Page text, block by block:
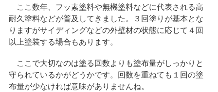
ここ数年、フッ素塗料や無機塗料などに代表される高
耐久塗料などが普及してきました。３回塗りが基本とな
りますがサイディングなどの外壁材の状態に応じて４回
以上塗装する場合もあります。
ここで大切なのは塗る回数よりも塗布量がしっかりと
守られているかがどうかです。回数を重ねても１回の塗
布量が少なければ意味がありませんね。